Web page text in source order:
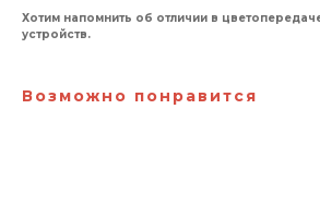
Хотим напомнить об отличии в
устройств.
Возможно понравится